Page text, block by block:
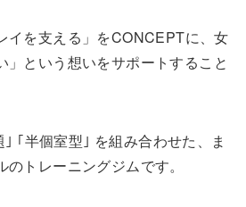
イを支える」をCONCEPTに、女
」という想いをサポートすること
｣ ｢半個室型｣ を組み合わせた、ま
トレーニングジムです。